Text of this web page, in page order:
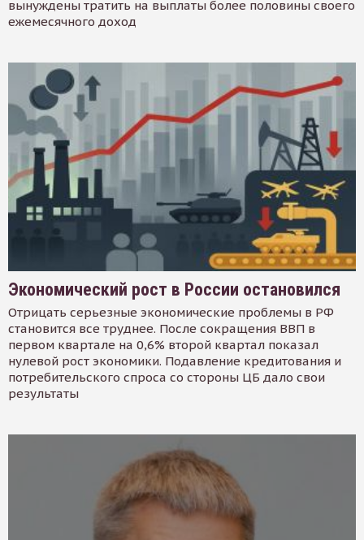
вынуждены тратить на выплаты более половины своего
ежемесячного доход
Экономический рост в России остановился
Отрицать серьезные экономические проблемы в РФ
становится все труднее. После сокращения ВВП в
первом квартале на 0,6% второй квартал показал
нулевой рост экономики. Подавление кредитования и
потребительского спроса со стороны ЦБ дало свои
результаты